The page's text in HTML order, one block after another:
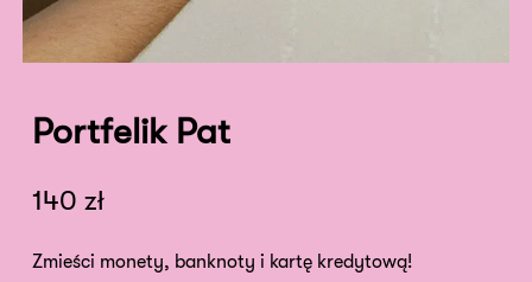
Portfelik Pat
140 zł
Zmieści monety, banknoty i kartę kredytową!